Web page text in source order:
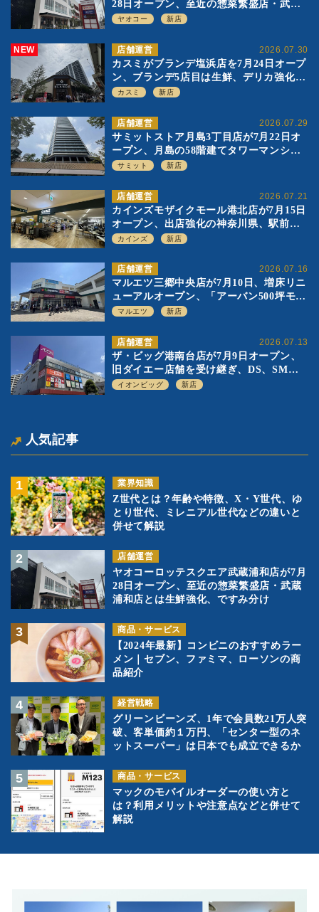
28日オープン、至近の惣菜繁盛店・武蔵
浦和店とは生鮮強化、ですみ分け
ヤオコー 新店
NEW 2026.07.30
店舗運営
カスミがブランデ塩浜店を7月24日オープ
ン、ブランデ5店目は生鮮、デリカ強化の
一方で通常店の要素も取り入れ
カスミ 新店
2026.07.29
店舗運営
サミットストア月島3丁目店が7月22日オ
ープン、月島の58階建てタワーマンショ
ン1階に生鮮強化の小商圏型店を出店
サミット 新店
2026.07.21
店舗運営
カインズモザイクモール港北店が7月15日
オープン、出店強化の神奈川県、駅前
SC2階の都市型小型店
カインズ 新店
2026.07.16
店舗運営
マルエツ三郷中央店が7月10日、増床リニ
ューアルオープン、「アーバン500坪モデ
ル」の実験を集大成、駅前立地受け、寿
マルエツ 新店
2026.07.13
店舗運営
ザ・ビッグ港南台店が7月9日オープン、
旧ダイエー店舗を受け継ぎ、DS、SM激
戦区にイオンビッグが出店へ
イオンビッグ 新店
人気記事
業界知識
Z世代とは？年齢や特徴、X・Y世代、ゆ
とり世代、ミレニアル世代などの違いと
併せて解説
店舗運営
ヤオコーロッテスクエア武蔵浦和店が7月
28日オープン、至近の惣菜繁盛店・武蔵
浦和店とは生鮮強化、ですみ分け
商品・サービス
【2024年最新】コンビニのおすすめラー
メン｜セブン、ファミマ、ローソンの商
品紹介
経営戦略
グリーンビーンズ、1年で会員数21万人突
破、客単価約１万円、「センター型のネ
ットスーパー」は日本でも成立できるか
商品・サービス
マックのモバイルオーダーの使い方と
は？利用メリットや注意点などと併せて
解説